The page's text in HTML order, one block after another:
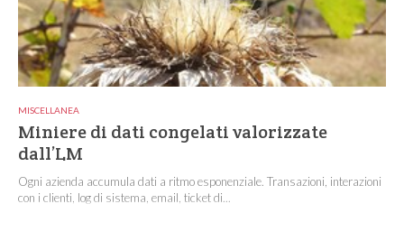
MISCELLANEA
Miniere di dati congelati valorizzate
dall’LM
Ogni azienda accumula dati a ritmo esponenziale. Transazioni, interazioni
con i clienti, log di sistema, email, ticket di...